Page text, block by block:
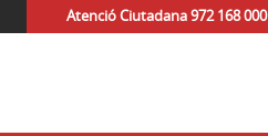
Atenció Ciutadana 972 168 000